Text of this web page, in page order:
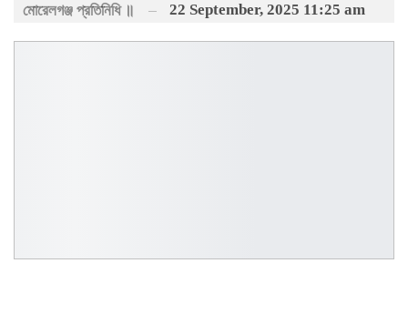
মোরেলগঞ্জ প্রতিনিধি ॥ 22 September, 2025 11:25 am